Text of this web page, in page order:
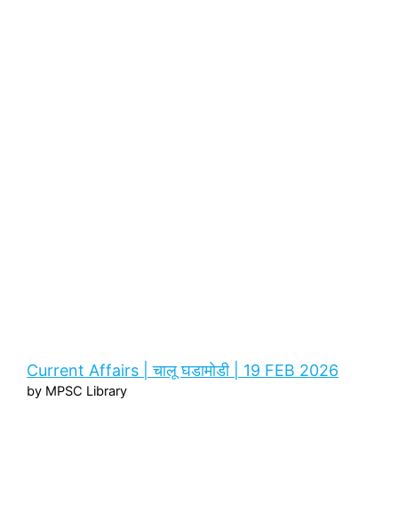
Current Affairs | चालू घडामोडी | 19 FEB 2026
by MPSC Library